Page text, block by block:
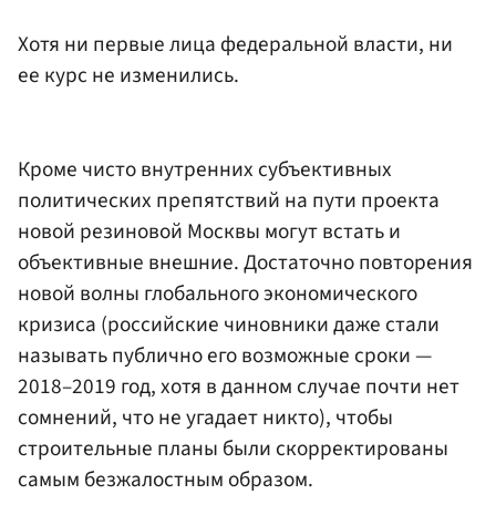
Хотя ни первые лица федеральной власти, ни
ее курс не изменились.
Кроме чисто внутренних субъективных
политических препятствий на пути проекта
новой резиновой Москвы могут встать и
объективные внешние. Достаточно повторения
новой волны глобального экономического
кризиса (российские чиновники даже стали
называть публично его возможные сроки —
2018–2019 год, хотя в данном случае почти нет
сомнений, что не угадает никто), чтобы
строительные планы были скорректированы
самым безжалостным образом.